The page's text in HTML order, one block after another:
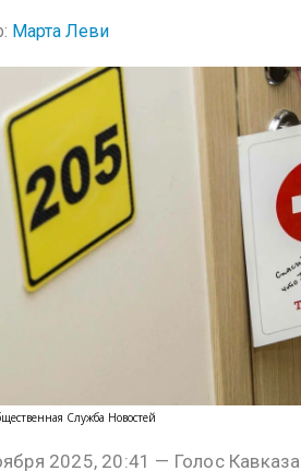
Марта Леви
Служба Новостей
2025, 20:41 — Голос Кавказа